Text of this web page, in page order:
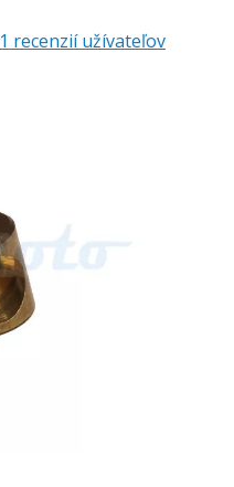
1 recenzií užívateľov